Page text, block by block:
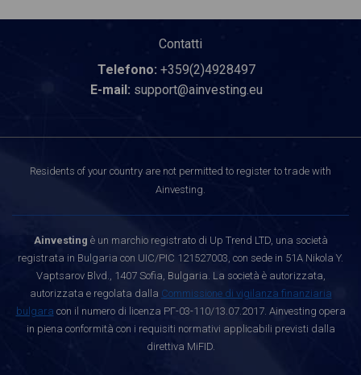
Contatti
Telefono: +359(2)4928497
E-mail: support@ainvesting.eu
Residents of your country are not permitted to register to trade with
Ainvesting.
Ainvesting è un marchio registrato di Up Trend LTD, una società
registrata in Bulgaria con UIC/PIC 121527003, con sede in 51A Nikola Y.
Vaptsarov Blvd., 1407 Sofia, Bulgaria. La società è autorizzata,
autorizzata e regolata dalla Commissione di vigilanza finanziaria
bulgara con il numero di licenza РГ-03-110/13.07.2017. Ainvesting opera
in piena conformità con i requisiti normativi applicabili previsti dalla
direttiva MiFID.